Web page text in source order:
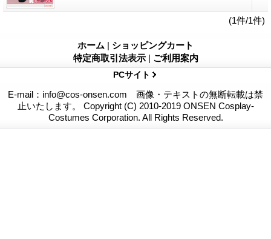
(1件/1件)
ホーム | ショッピングカート
特定商取引法表示 | ご利用案内
PCサイト
E-mail：info@cos-onsen.com 画像・テキストの無断転載は禁
止いたします。 Copyright (C) 2010-2019 ONSEN Cosplay-
Costumes Corporation. All Rights Reserved.